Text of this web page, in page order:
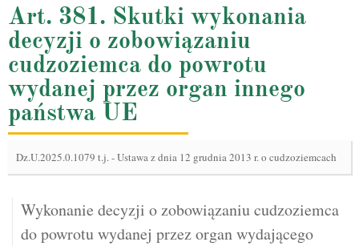
Art. 381. Skutki wykonania
decyzji o zobowiązaniu
cudzoziemca do powrotu
wydanej przez organ innego
państwa UE
Dz.U.2025.0.1079 t.j.-Ustawa z dnia 12 grudnia 2013 r. o cudzoziemcach
Wykonanie decyzji o zobowiązaniu cudzoziemca
do powrotu wydanej przez organ wydającego